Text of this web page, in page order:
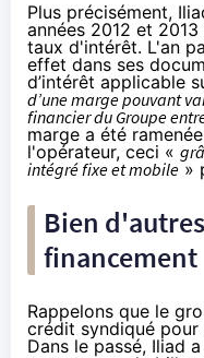
Plus précisément,
années 2012 et
taux d'intérêt. L'an
effet dans ses
d’intérêt applicable
d’une marge pouvant
financier du Groupe
marge a été
l'opérateur, ceci «
intégré fixe et mobile »
Bien
financement
Rappelons que le
crédit syndiqué pour
Dans le passé, Iliad